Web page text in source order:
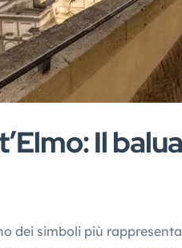
Il
dei simboli più